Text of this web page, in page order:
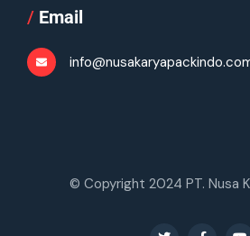
/ Email
© Copyright 2024 PT. Nusa